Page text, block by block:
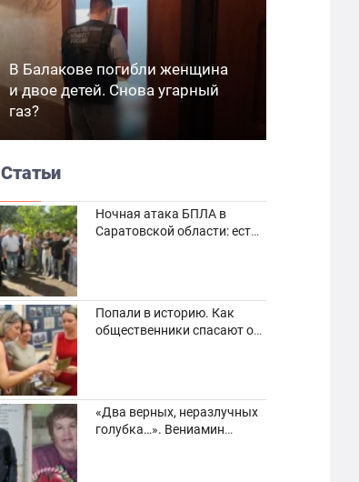
В Балакове погибли женщина
и двое детей. Снова угарный
газ?
Статьи
Ночная атака БПЛА в
Саратовской области: есть
Попали в историю. Как
общественники спасают от
«Два верных, неразлучных
голубка…». Вениамин